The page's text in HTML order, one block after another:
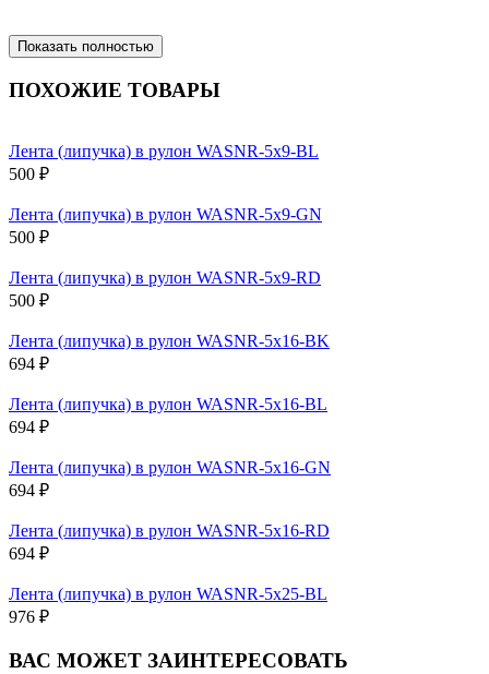
Показать полностью
ПОХОЖИЕ ТОВАРЫ
Лента (липучка) в рулон WASNR-5x9-BL
500 ₽
Лента (липучка) в рулон WASNR-5x9-GN
500 ₽
Лента (липучка) в рулон WASNR-5x9-RD
500 ₽
Лента (липучка) в рулон WASNR-5x16-BK
694 ₽
Лента (липучка) в рулон WASNR-5x16-BL
694 ₽
Лента (липучка) в рулон WASNR-5x16-GN
694 ₽
Лента (липучка) в рулон WASNR-5x16-RD
694 ₽
Лента (липучка) в рулон WASNR-5x25-BL
976 ₽
ВАС МОЖЕТ ЗАИНТЕРЕСОВАТЬ